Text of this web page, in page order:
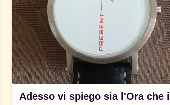
Adesso vi spiego sia l'Ora che il